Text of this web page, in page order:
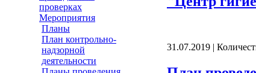
проверках
Мероприятия
Планы
План контрольно-
надзорной
деятельности
31.07.2019 |